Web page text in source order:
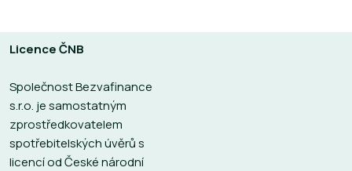
Licence ČNB
Společnost Bezvafinance
s.r.o. je samostatným
zprostředkovatelem
spotřebitelských úvěrů s
licencí od České národní